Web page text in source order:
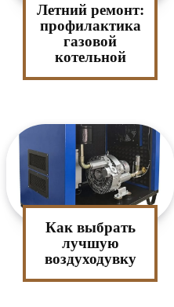
Летний ремонт:
профилактика
газовой
котельной
Как выбрать
лучшую
воздуходувку